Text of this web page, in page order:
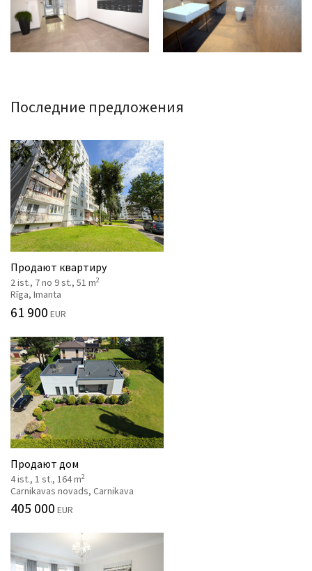
Последние предложения
Продают квартиру
2 ist., 7 no 9 st., 51 m2
Rīga, Imanta
61 900 EUR
Продают дом
4 ist., 1 st., 164 m2
Carnikavas novads, Carnikava
405 000 EUR